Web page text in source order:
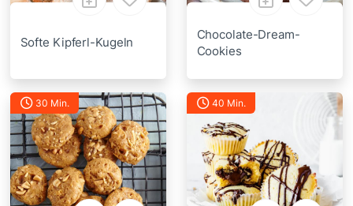
Softe Kipferl-Kugeln
Chocolate-Dream-
Cookies
30 Min. 40 Min.